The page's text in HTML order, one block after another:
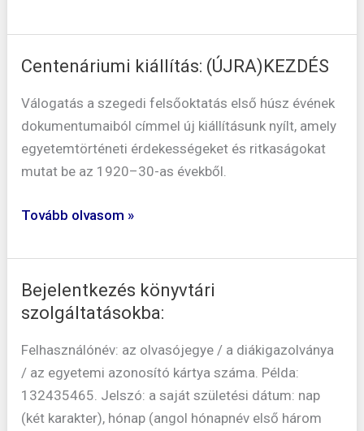
Centenáriumi kiállítás: (ÚJRA)KEZDÉS
Válogatás a szegedi felsőoktatás első húsz évének
dokumentumaiból címmel új kiállításunk nyílt, amely
egyetemtörténeti érdekességeket és ritkaságokat
mutat be az 1920–30-as évekből.
Centenáriumi
(ÚJRA)KEZDÉS
Tovább olvasom »
Bejelentkezés könyvtári
szolgáltatásokba:
Felhasználónév: az olvasójegye / a diákigazolványa
/ az egyetemi azonosító kártya száma. Példa:
132435465. Jelszó: a saját születési dátum: nap
(két karakter), hónap (angol hónapnév első három
Bejelentkezés
könyvtári